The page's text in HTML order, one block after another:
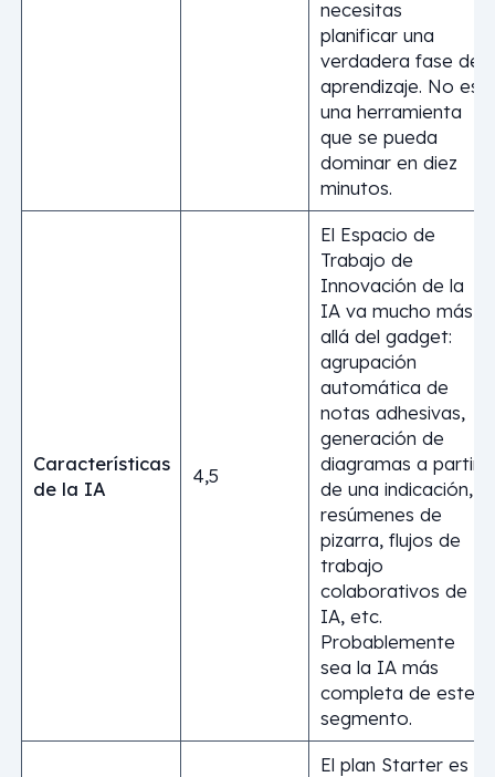
necesitas
planificar una
verdadera fase de
aprendizaje. No es
una herramienta
que se pueda
dominar en diez
minutos.
Características
de la IA
4,5
El Espacio de
Trabajo de
Innovación de la
IA va mucho más
allá del gadget:
agrupación
automática de
notas adhesivas,
generación de
diagramas a partir
de una indicación,
resúmenes de
pizarra, flujos de
trabajo
colaborativos de
IA, etc.
Probablemente
sea la IA más
completa de este
segmento.
El plan Starter es